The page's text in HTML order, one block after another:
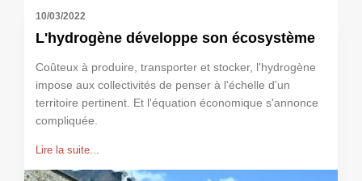
10/03/2022
L'hydrogène développe son écosystème
Coûteux à produire, transporter et stocker, l'hydrogène
impose aux collectivités de penser à l'échelle d'un
territoire pertinent. Et l'équation économique s'annonce
compliquée.
Lire la suite...